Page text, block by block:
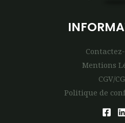
Mentions
CGV/
Politique de